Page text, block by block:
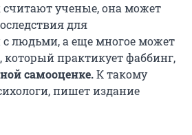
считают ученые, она может
для
людьми, а еще многое может
который практикует фаббинг,
самооценке.К такому
пишет издание